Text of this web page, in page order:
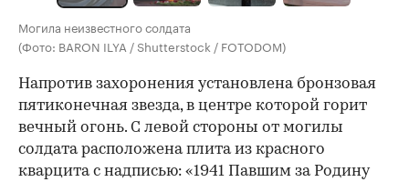
Могила неизвестного солдата
(Фото: BARON ILYA / Shutterstock / FOTODOM)
Напротив захоронения установлена бронзовая
пятиконечная звезда, в центре которой горит
вечный огонь. С левой стороны от могилы
солдата расположена плита из красного
кварцита с надписью: «1941 Павшим за Родину